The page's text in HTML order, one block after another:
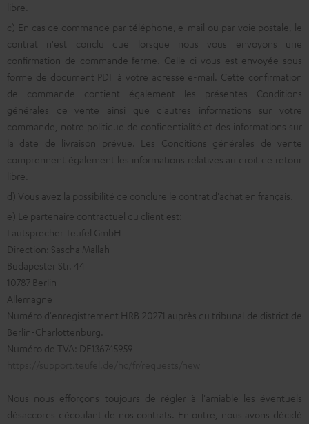
libre.
c) En cas de commande par téléphone, e-mail ou par voie postale, le
contrat n'est conclu que lorsque nous vous envoyons une
confirmation de commande ferme. Celle-ci vous est envoyée sous
forme de document PDF à votre adresse e-mail. Cette confirmation
de commande contient également les présentes Conditions
générales de vente ainsi que d'autres informations sur votre
commande, notre politique de confidentialité et des informations sur
la date de livraison prévue. Les Conditions générales de vente
comprennent également les informations relatives au droit de retour
libre.
d) Vous avez la possibilité de conclure le contrat d'achat en français.
e) Le partenaire contractuel du client est:
Lautsprecher Teufel GmbH
Direction: Sascha Mallah
Budapester Str. 44
10787 Berlin
Allemagne
Numéro d'enregistrement HRB 20271 auprès du tribunal de district de
Berlin-Charlottenburg.
Numéro de TVA: DE136745959
Nous nous efforçons toujours de régler à l'amiable les éventuels
désaccords découlant de nos contrats. En outre, nous avons décidé